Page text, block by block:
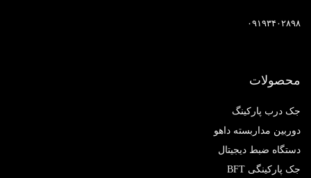
۰۹۱۹۳۴۰۲۸۹۸
محصولات
جک درب پارکینگ
دوربین مداربسته داهو
دستگاه ضبط دیجیتال
جک پارکینگی BFT